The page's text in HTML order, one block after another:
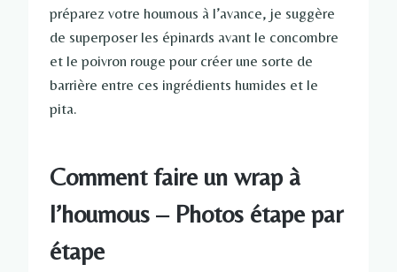
préparez votre houmous à l’avance, je suggère
de superposer les épinards avant le concombre
et le poivron rouge pour créer une sorte de
barrière entre ces ingrédients humides et le
pita.
Comment faire un wrap à
l’houmous – Photos étape par
étape